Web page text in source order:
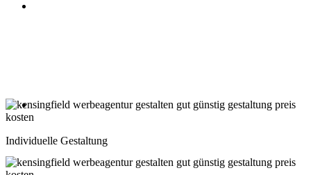
Beratung oder Rückruf anfordern
Schweiz: 043 508 66 63
Montag-Freitag 10:00-18:00 Uhr
Individuelle Gestaltung